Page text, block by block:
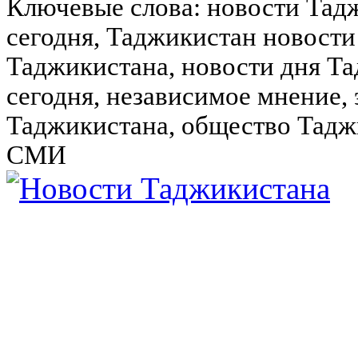
Ключевые слова: новости
сегодня, Таджикистан
Таджикистана, новости дня
сегодня, независимое
Таджикистана, общество
СМИ